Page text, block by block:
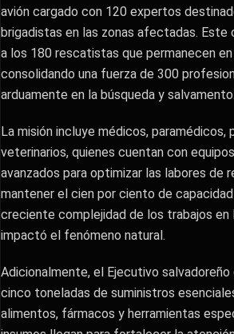
avión cargado con 120 expertos
brigadistas en las zonas afectadas.
a los 180 rescatistas que permanecen
consolidando una fuerza de 300
arduamente en la búsqueda y salvamento.
​La misión incluye médicos, paramédicos,
veterinarios, quienes cuentan con
avanzados para optimizar las labores de
mantener el cien por ciento de
creciente complejidad de los trabajos en
impactó el fenómeno natural.
​Adicionalmente, el Ejecutivo
cinco toneladas de suministros
alimentos, fármacos y herramientas